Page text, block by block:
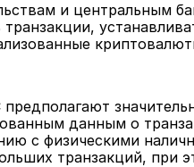
и центральным
данным о
с физическими
транзакций, при